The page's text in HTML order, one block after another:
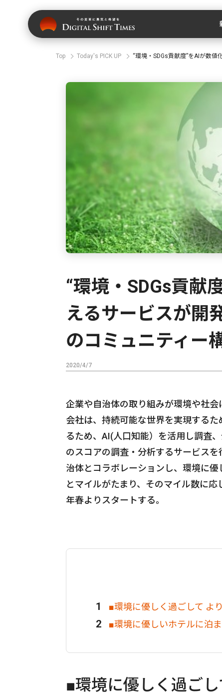
Top Today's PICK UP “環境・SDGs貢献度”をAIが数
“環境・SDGs貢献
えるサービスが
のコミュニティー
2020/4/7
企業や自治体の取り組みが環境や社
会社は、持続可能な世界を実現するた
るため、AI(人口知能）を活用し調査
のスコアの調査・分析するサービス
治体とコラボレーションし、環境に
とマイルがたまり、そのマイル数に
年春よりスタートする。
■環境に優しく過ごして よ
■環境に優しいホテルに泊
■環境に優しく過ご